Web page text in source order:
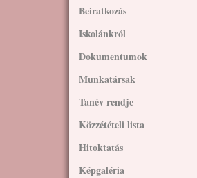
Beiratkozás
Iskolánkról
Dokumentumok
Munkatársak
Tanév rendje
Közzétételi lista
Hitoktatás
Képgaléria